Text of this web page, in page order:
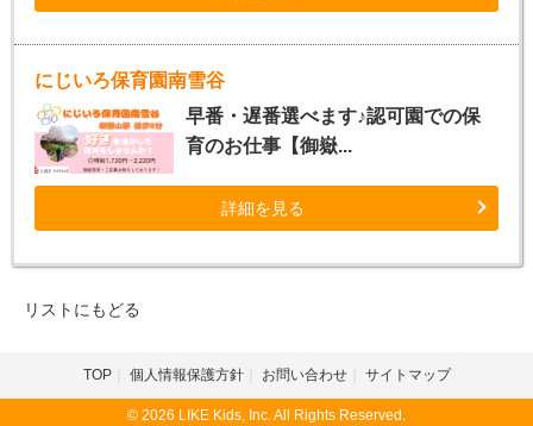
にじいろ保育園南雪谷
早番・遅番選べます♪認可園での保
育のお仕事【御嶽...
詳細を見る
リストにもどる
TOP 個人情報保護方針 お問い合わせ サイトマップ
© 2026 LIKE Kids, Inc. All Rights Reserved.